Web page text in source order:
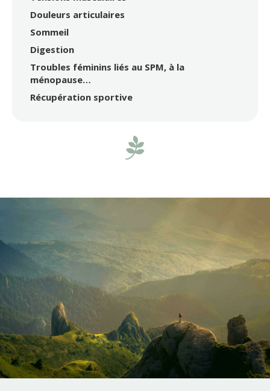
Douleurs articulaires
Sommeil
Digestion
Troubles féminins liés au SPM, à la
ménopause…
Récupération sportive